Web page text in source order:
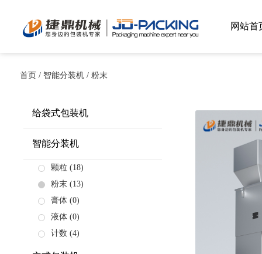
网站首
首页 / 智能分装机/ 粉末
给袋式包装机
智能分装机
颗粒(18)
粉末(13)
膏体(0)
液体(0)
计数 (4)